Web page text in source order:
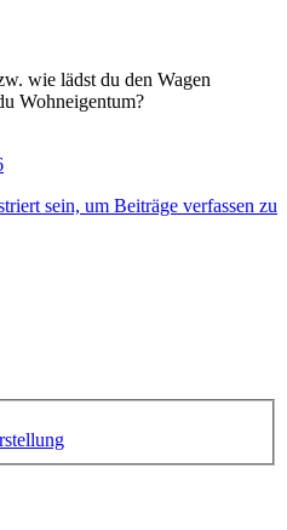
wie lädst du den Wagen
Wohneigentum?
sein, um Beiträge verfassen zu